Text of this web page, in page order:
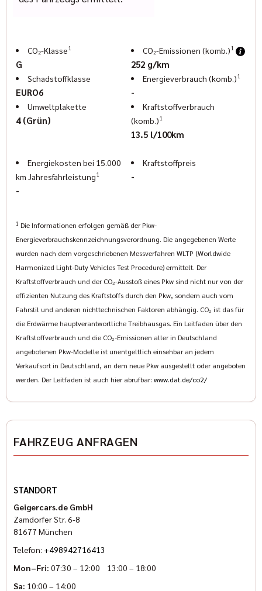
Sven Hoeßer: (089) 427164-33
Elisabeth Ostermann: (089) 427 164 -18
www.indianmuenchen.com
www.geigercars.de
Irrtum, Änderungen und Zwischenverkauf vorbehalten
CO₂-Klasse1
G
CO₂-Emissionen (komb.)1
252 g/km
Schadstoffklasse
EURO6
Energieverbrauch (komb.)1
-
Umweltplakette
4 (Grün)
Kraftstoffverbrauch
(komb.)1
13.5 l/100km
Energiekosten bei 15.000
km Jahresfahrleistung1
-
Kraftstoffpreis
-
1 Die Informationen erfolgen gemäß der Pkw-
Energieverbrauchskennzeichnungsverordnung. Die angegebenen Werte
wurden nach dem vorgeschriebenen Messverfahren WLTP (Worldwide
Harmonized Light-Duty Vehicles Test Procedure) ermittelt. Der
Kraftstoffverbrauch und der CO₂-Ausstoß eines Pkw sind nicht nur von der
effizienten Nutzung des Kraftstoffs durch den Pkw, sondern auch vom
Fahrstil und anderen nichttechnischen Faktoren abhängig. CO₂ ist das für
die Erdwärme hauptverantwortliche Treibhausgas. Ein Leitfaden über den
Kraftstoffverbrauch und die CO₂-Emissionen aller in Deutschland
angebotenen Pkw-Modelle ist unentgeltlich einsehbar an jedem
Verkaufsort in Deutschland, an dem neue Pkw ausgestellt oder angeboten
werden. Der Leitfaden ist auch hier abrufbar: www.dat.de/co2/
FAHRZEUG ANFRAGEN
STANDORT
Geigercars.de GmbH
Zamdorfer Str. 6-8
81677 München
Telefon: +498942716413
Mon–Fri: 07:30 – 12:00 13:00 – 18:00
Sa: 10:00 – 14:00